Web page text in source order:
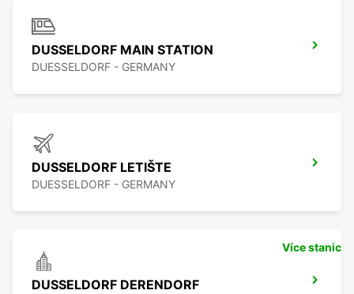
DUSSELDORF MAIN STATION
DUESSELDORF - GERMANY
DUSSELDORF LETIŠTE
DUESSELDORF - GERMANY
DUSSELDORF DERENDORF
Více stanic